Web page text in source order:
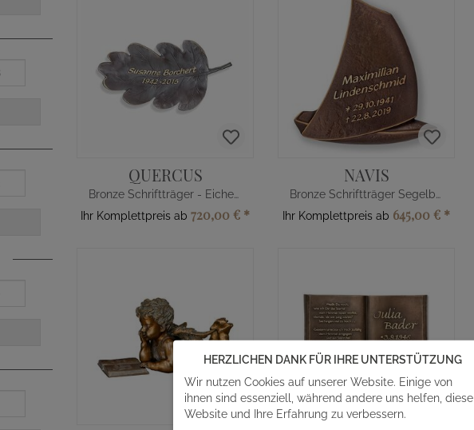
QUERCUS
Bronze Schriftträger - Eichenblatt
Ihr Komplettpreis ab 720,00 € *
NAVIS
Bronze Schriftträger Segelboot
Ihr Komplettpreis ab 645,00 € *
HERZLICHEN DANK FÜR IHRE UNTERSTÜTZUNG
Wir nutzen Cookies auf unserer Website. Einige von
ihnen sind essenziell, während andere uns helfen, diese
Website und Ihre Erfahrung zu verbessern.